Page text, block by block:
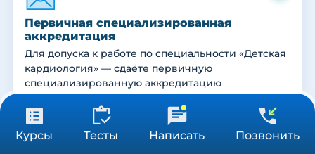
Курсы Тесты Написать Позвонить
Первичная специализированная
аккредитация
Для допуска к работе по специальности «Детская
кардиология» — сдаёте первичную
специализированную аккредитацию
(тестирование + практические навыки +
ситуационные задачи). Куратор помогает
подготовиться.
31 900 ₽
576 ч Получить консультацию